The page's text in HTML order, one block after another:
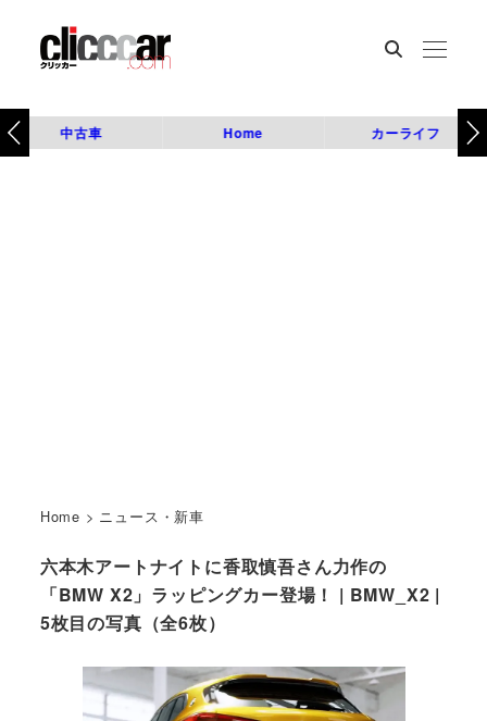
中古車 Home カーライフ
Home > ニュース・新車
六本木アートナイトに香取慎吾さん力作の
「BMW X2」ラッピングカー登場！ | BMW_X2 |
5枚目の写真（全6枚）